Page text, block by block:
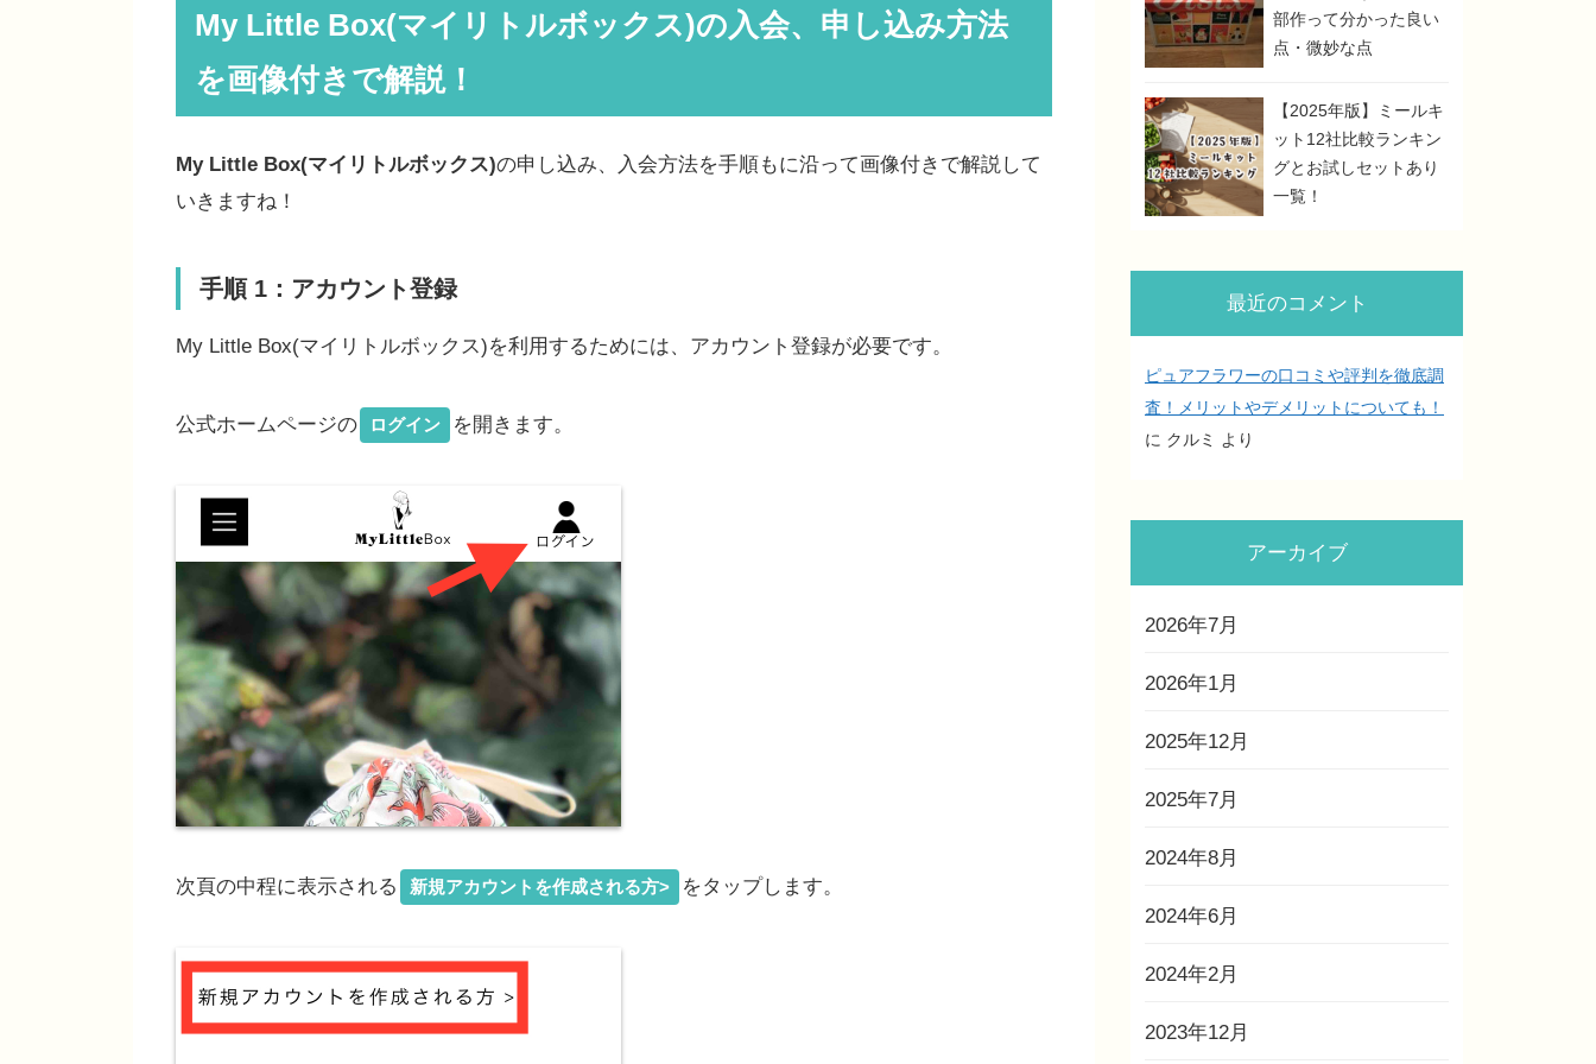
My Little Box(マイリトルボックス)の入会、申し込み方法
を画像付きで解説！
My Little Box(マイリトルボックス)の申し込み、入会方法を手順もに沿って画像付きで解説して
いきますね！
手順 1：アカウント登録
My Little Box(マイリトルボックス)を利用するためには、アカウント登録が必要です。
公式ホームページの ログイン を開きます。
次頁の中程に表示される 新規アカウントを作成される方> をタップします。
部作って分かった良い
点・微妙な点
【2025年版】ミールキ
ット12社比較ランキン
グとお試しセットあり
一覧！
最近のコメント
ピュアフラワーの口コミや評判を徹底調
査！メリットやデメリットについても！
に クルミ より
アーカイブ
2026年7月
2026年1月
2025年12月
2025年7月
2024年8月
2024年6月
2024年2月
2023年12月